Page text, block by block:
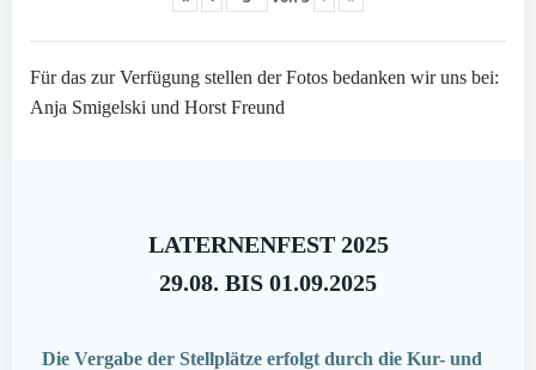
Für das zur Verfügung stellen der Fotos bedanken wir uns bei:
Anja Smigelski und Horst Freund
LATERNENFEST 2025
29.08. BIS 01.09.2025
Die Vergabe der Stellplätze erfolgt durch die Kur- und